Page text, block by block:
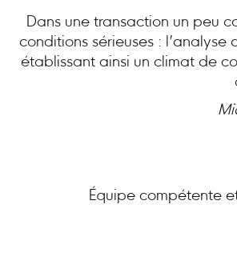
Dans une transaction un peu
conditions sérieuses :
établissant ainsi un climat de
Équipe compétente